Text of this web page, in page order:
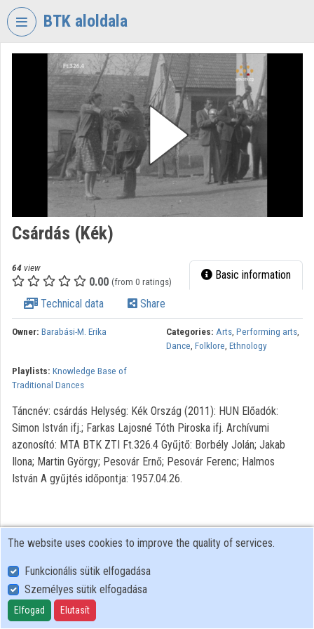
Skip header
BTK aloldala
VIDEOTORIUM
RESEARCH
CENTRE
HUMANTITIES
Organization home
Categories
Organization playlists
Contributors
Csárdás (Kék)
64 view
0.00 (from 0 ratings) Basic information
Technical data Share
Owner: Barabási-M. Erika Categories: Arts, Performing arts,
Dance, Folklore, Ethnology
Playlists: Knowledge Base of
Traditional Dances
Táncnév: csárdás Helység: Kék Ország (2011): HUN Előadók:
Simon István ifj.; Farkas Lajosné Tóth Piroska ifj. Archívumi
azonosító: MTA BTK ZTI Ft.326.4 Gyűjtő: Borbély Jolán; Jakab
Ilona; Martin György; Pesovár Ernő; Pesovár Ferenc; Halmos
István A gyűjtés időpontja: 1957.04.26.
User Policy
Adatkezelési tájékoztató (en)
Cookie Policy
The website uses cookies to improve the quality of services.
Funkcionális sütik elfogadása
Személyes sütik elfogadása
Elfogad Elutasít